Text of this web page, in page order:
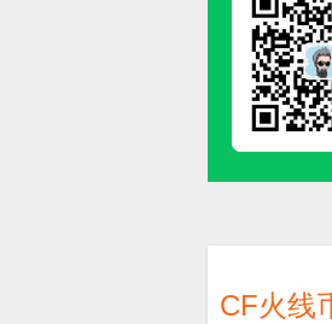
CF火线